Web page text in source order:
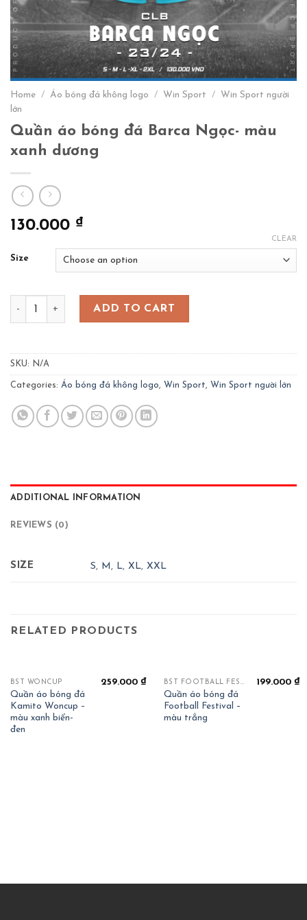
Home / Áo bóng đá không logo / Win Sport /
Win Sport người
lớn
Quần áo bóng đá Barca Ngọc- màu
xanh dương
130.000 ₫
Size
CLEAR
Quần áo bóng đá Barca Ngọc- màu xanh dương quantity
ADD TO CART
SKU: N/A
Categories: Áo bóng đá không logo, Win Sport, Win Sport người lớn
ADDITIONAL INFORMATION
REVIEWS (0)
SIZE S, M , L,XL,XXL
RELATED PRODUCTS
BST WONCUP
Quần áo bóng đá
Kamito Woncup –
màu xanh biển-
đen
259.000₫ BST FOOTBALL FESTIVAL
Quần áo bóng đá
Football Festival –
màu trắng
199.000₫